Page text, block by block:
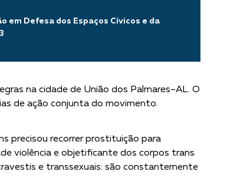
em Defesa dos Espaços Cívicos e da
na cidade de União dos Palmares–AL. O
de ação conjunta do movimento.
precisou recorrer prostituição para
violência e objetificante dos corpos trans
e transsexuais: são constantemente